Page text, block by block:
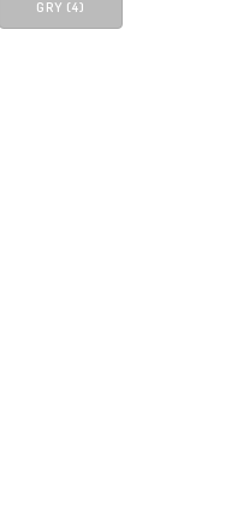
GRY (4)